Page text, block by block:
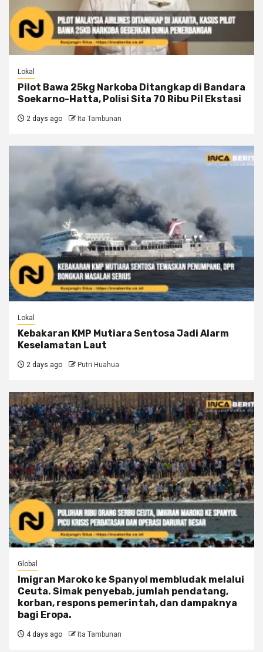
Lokal
Pilot Bawa 25kg Narkoba Ditangkap di Bandara
Soekarno-Hatta, Polisi Sita 70 Ribu Pil Ekstasi
2 days ago Ita Tambunan
Lokal
Kebakaran KMP Mutiara Sentosa Jadi Alarm
Keselamatan Laut
2 days ago Putri Huahua
Global
Imigran Maroko ke Spanyol membludak melalui
Ceuta. Simak penyebab, jumlah pendatang,
korban, respons pemerintah, dan dampaknya
bagi Eropa.
4 days ago Ita Tambunan